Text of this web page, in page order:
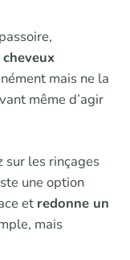
mais ne la
même d’agir
sur les rinçages
une option
et redonne un
mais